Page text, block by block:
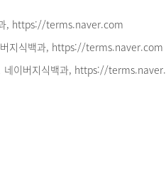
과, https://terms.naver.com
버지식백과, https://terms.naver.com
네이버지식백과, https://terms.naver.